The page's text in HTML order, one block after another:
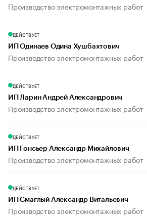
Производство электромонтажных работ
ДЕЙСТВУЕТ
ИП Одинаев Одина Хушбахтович
Производство электромонтажных работ
ДЕЙСТВУЕТ
ИП Ларин Андрей Александрович
Производство электромонтажных работ
ДЕЙСТВУЕТ
ИП Гонсьер Александр Михайлович
Производство электромонтажных работ
ДЕЙСТВУЕТ
ИП Смаглый Александр Витальевич
Производство электромонтажных работ